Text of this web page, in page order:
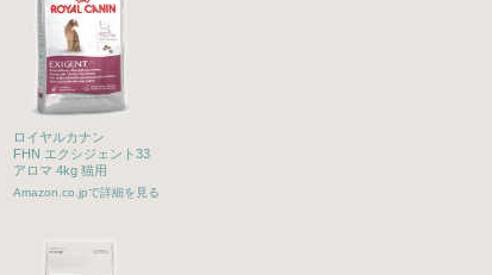
ロイヤルカナン
FHN エクシジェント33
アロマ 4kg 猫用
Amazon.co.jpで詳細を見る